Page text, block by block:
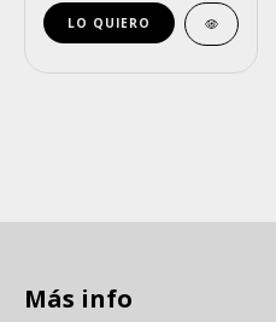
LO QUIERO
Más info